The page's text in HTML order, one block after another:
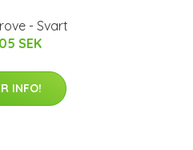
- Svart
SEK
INFO!